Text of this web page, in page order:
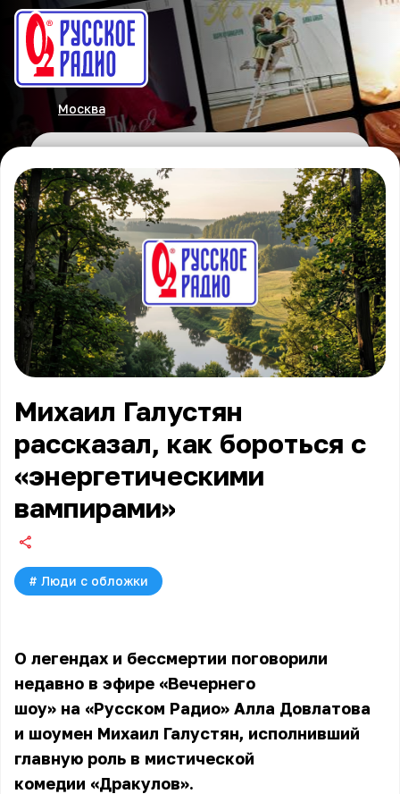
Москва
Михаил Галустян
рассказал, как бороться с
«энергетическими
вампирами»
# Люди с обложки
О легендах и бессмертии поговорили
недавно в эфире «Вечернего
шоу» на «Русском Радио» Алла Довлатова
и шоумен Михаил Галустян, исполнивший
главную роль в мистической
комедии «Дракулов».